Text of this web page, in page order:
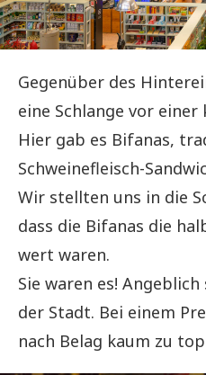
Gegenüber des
eine Schlange vor
Hier gab es Bifanas,
Schweinefleisch-
Wir stellten uns in die
dass die Bifanas die
wert waren.
Sie waren es!
der Stadt. Bei einem
nach Belag kaum zu